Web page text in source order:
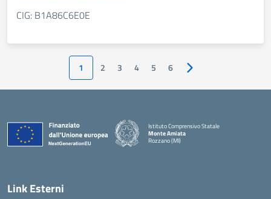
CIG: B1A86C6E0E
1 2 3 4 5 6 Pagina successiva
Istituto Comprensivo Statale
Monte Amiata
Rozzano (MI)
Link Esterni